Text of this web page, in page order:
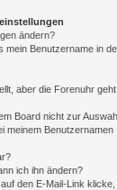
ändern?
mein Benutzername in
aber die Forenuhr geht
Board nicht zur
meinem Benutzernamen
ich ihn ändern?
den E-Mail-Link klicke,